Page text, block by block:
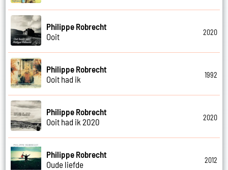
Philippe Robrecht
Ooit
2020
Philippe Robrecht
Ooit had ik
1992
Philippe Robrecht
Ooit had ik 2020
2020
Philippe Robrecht
Oude liefde
2012